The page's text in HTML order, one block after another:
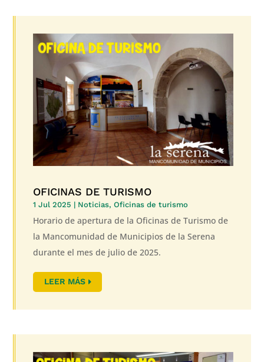
OFICINAS DE TURISMO
1 Jul 2025 | Noticias,Oficinas de turismo
Horario de apertura de la Oficinas de Turismo de
la Mancomunidad de Municipios de la Serena
durante el mes de julio de 2025.
LEER MÁS